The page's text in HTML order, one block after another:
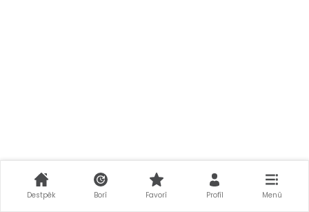
Destpêk Borî Favorî Profîl Menû